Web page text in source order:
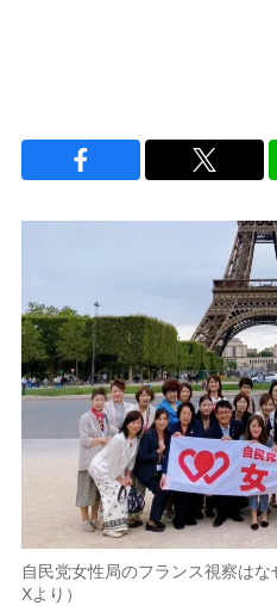
自民党女性局のフランス視察は
Xより）